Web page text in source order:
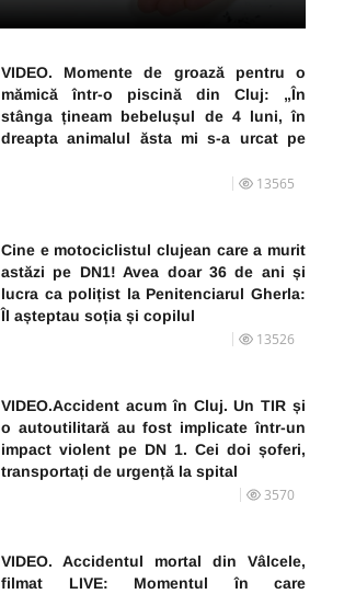
VIDEO. Momente de groază pentru o
mămică într-o piscină din Cluj: „În
stânga țineam bebelușul de 4 luni, în
dreapta animalul ăsta mi s-a urcat pe
13565
Cine e motociclistul clujean care a murit
astăzi pe DN1! Avea doar 36 de ani și
lucra ca polițist la Penitenciarul Gherla:
Îl așteptau soția și copilul
13526
VIDEO.Accident acum în Cluj. Un TIR și
o autoutilitară au fost implicate într-un
impact violent pe DN 1. Cei doi șoferi,
transportați de urgență la spital
3570
VIDEO. Accidentul mortal din Vâlcele,
filmat LIVE: Momentul în care